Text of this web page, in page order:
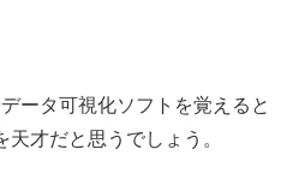
ータ可視化ソフトを覚えると
才だと思うでしょう。